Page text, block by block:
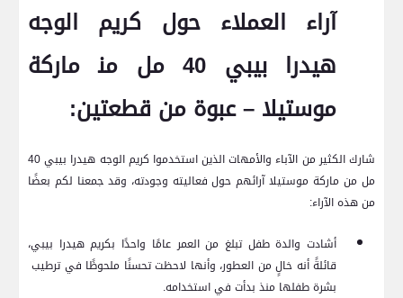
آراء العملاء حول كريم الوجه‌
هيدرا بيبي 40 مل ⁣من‍ ماركة
موستيلا – عبوة من قطعتين:
شارك الكثير من الآباء والأمهات ​الذين استخدموا كريم الوجه ‌هيدرا بيبي 40
مل من ماركة موستيلا آرائهم حول فعاليته وجودته،⁣ وقد ‍جمعنا لكم⁤ بعضًا
من ⁤هذه الآراء:
أشادت والدة طفل​ تبلغ من العمر ⁣عامًا واحدًا‌ بكريم هيدرا بيبي،
قائلةً أنه خالٍ من العطور، وأنها لاحظت تحسنًا ملحوظًا في ترطيب ​
بشرة‌ طفلها‍ منذ بدأت⁣ في ​استخدامه.